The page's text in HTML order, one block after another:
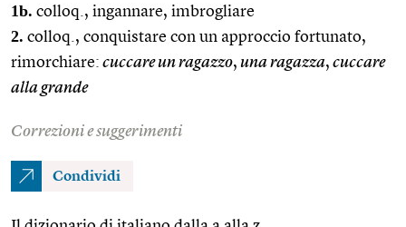
1b. colloq., ingannare, imbrogliare
2. colloq., conquistare con un approccio fortunato,
rimorchiare: cuccare un ragazzo, una ragazza, cuccare
alla grande
Correzioni e suggerimenti
Condividi